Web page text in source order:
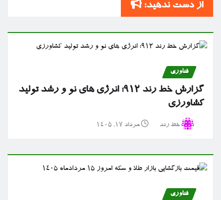
از دست ندهید:
فناوری
گزارش خط رند ۹۱۲؛ انرژی های نو و رشد تولید
کشاورزی
خط رند مرداد ۱۷, ۱۴۰۵
فناوری